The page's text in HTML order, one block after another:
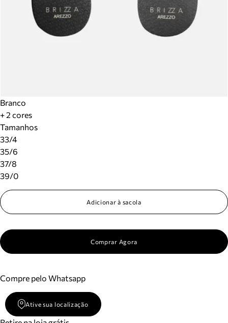
Branco
+ 2 cores
Tamanhos
33/4
35/6
37/8
39/0
Adicionar à sacola
Comprar Agora
Compre pelo Whatsapp
Ative sua localização